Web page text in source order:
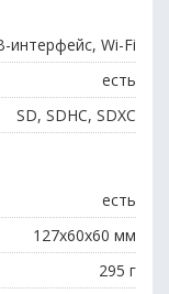
интерфейс, Wi-Fi
есть
SD, SDHC, SDXC
есть
127x60x60 мм
295 г